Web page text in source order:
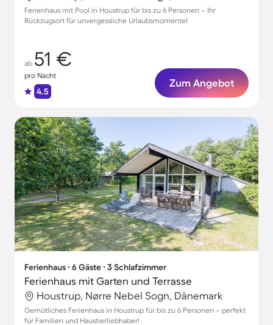
Ferienhaus mit Pool in Houstrup für bis zu 6 Personen – Ihr
Rückzugsort für unvergessliche Urlaubsmomente!
ab 51 €
pro Nacht
4.5
Zum Angebot
Ferienhaus ∙ 6 Gäste ∙ 3 Schlafzimmer
Ferienhaus mit Garten und Terrasse
Houstrup, Nørre Nebel Sogn, Dänemark
Gemütliches Ferienhaus in Houstrup für bis zu 6 Personen – perfekt
für Familien und Haustierliebhaber!